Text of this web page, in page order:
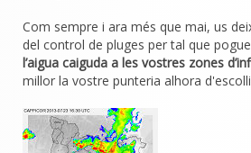
Com sempre i ara més que mai, us
del control de pluges per tal que
l’aigua caiguda a les vostres zones
millor la vostre punteria alhora